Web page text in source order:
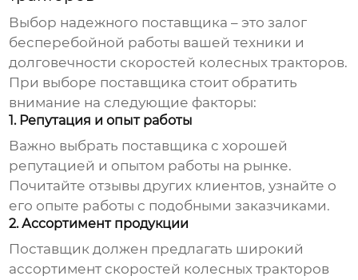
Выбор надежного поставщика – это залог
бесперебойной работы вашей техники и
долговечности скоростей колесных тракторов.
При выборе поставщика стоит обратить
внимание на следующие факторы:
1. Репутация и опыт работы
Важно выбрать поставщика с хорошей
репутацией и опытом работы на рынке.
Почитайте отзывы других клиентов, узнайте о
его опыте работы с подобными заказчиками.
2. Ассортимент продукции
Поставщик должен предлагать широкий
ассортимент скоростей колесных тракторов